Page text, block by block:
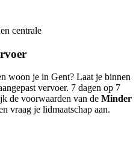
woon je in Gent? Laat je binnen
vervoer. 7 dagen op 7
de voorwaarden van de Minder
vraag je lidmaatschap aan.